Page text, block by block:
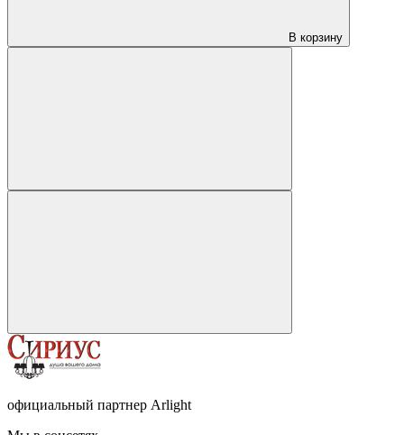
В корзину
официальный партнер Arlight